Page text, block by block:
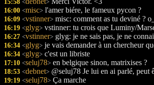
< >
16:00 <misc> l'amer biére, le fameux pycon ?
16:09 <vstinner> misc: comment as tu deviné ?
16:19 <glyg> vstinner: tu crois que Luminy/
16:27 <vstinner> glyg: je ne sais pas, je ne
16:34 <glyg> je vais demander à un chercheur
16:34 <glyg> c'est un libriste
17:10 <seluj78> en belgique sinon, matrixises ?
18:53 <debnet> @seluj78 Je lui en ai parlé, peut
19:19 <seluj78> Ça marche